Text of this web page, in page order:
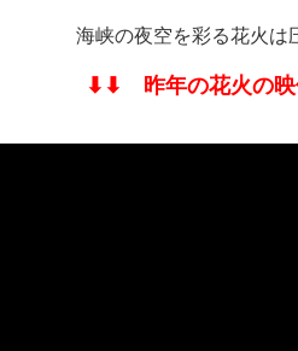
海峡の夜空を彩る花火は
⬇︎⬇︎ 昨年の花火の